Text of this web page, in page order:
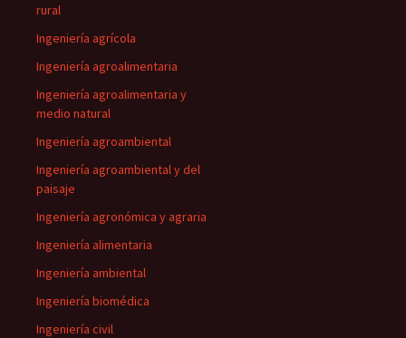
rural
Ingeniería agrícola
Ingeniería agroalimentaria
Ingeniería agroalimentaria y
medio natural
Ingeniería agroambiental
Ingeniería agroambiental y del
paisaje
Ingeniería agronómica y agraria
Ingeniería alimentaria
Ingeniería ambiental
Ingeniería biomédica
Ingeniería civil